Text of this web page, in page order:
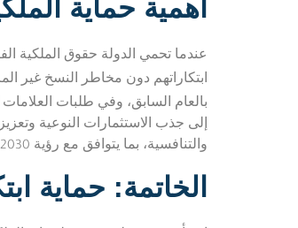
أهمية حماية
عندما تحمي الدولة حقوق الملكية
ابتكاراتهم دون مخاطر النسخ غير
بالعام السابق، وفي طلبات العلامات
إلى جذب الاستثمارات النوعية
والتنافسية، بما يتوافق مع رؤية 2030 التي تسعى إلى بناء اقتصاد معرفي قائم على الإبداع.
الخاتمة: حماية